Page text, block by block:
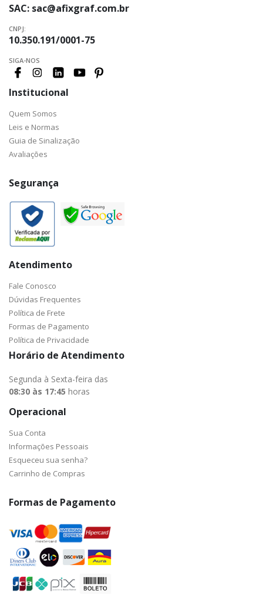
SAC: sac@afixgraf.com.br
CNPJ:
10.350.191/0001-75
SIGA-NOS
Institucional
Quem Somos
Leis e Normas
Guia de Sinalização
Avaliações
Segurança
Atendimento
Fale Conosco
Dúvidas Frequentes
Política de Frete
Formas de Pagamento
Política de Privacidade
Horário de Atendimento
Segunda à Sexta-feira das
08:30 às 17:45 horas
Operacional
Sua Conta
Informações Pessoais
Esqueceu sua senha?
Carrinho de Compras
Formas de Pagamento